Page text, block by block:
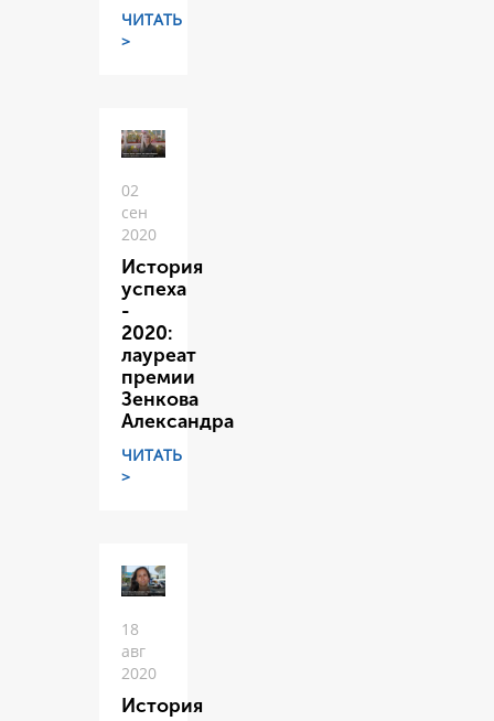
ЧИТАТЬ
>
02
сен
2020
История
успеха
-
2020:
лауреат
премии
Зенкова
Александра
ЧИТАТЬ
>
18
авг
2020
История